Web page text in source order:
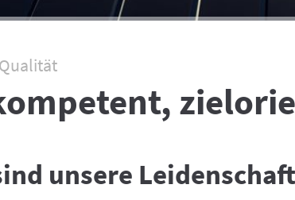
unsere Leidenschaft